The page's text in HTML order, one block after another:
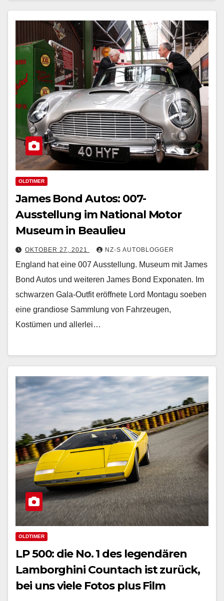
OLDTIMER
James Bond Autos: 007-
Ausstellung im National Motor
Museum in Beaulieu
OKTOBER 27, 2021 NZ-S AUTOBLOGGER
England hat eine 007 Ausstellung. Museum mit James
Bond Autos und weiteren James Bond Exponaten. Im
schwarzen Gala-Outfit eröffnete Lord Montagu soeben
eine grandiose Sammlung von Fahrzeugen,
Kostümen und allerlei…
OLDTIMER
LP 500: die No. 1 des legendären
Lamborghini Countach ist zurück,
bei uns viele Fotos plus Film